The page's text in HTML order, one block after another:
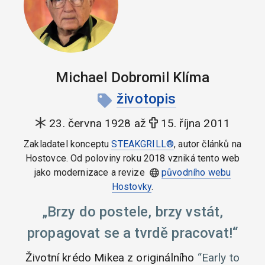
Michael Dobromil Klíma
životopis
23. června 1928 až 15. října 2011
Zakladatel konceptuSTEAKGRILL®, autor článků na
Hostovce. Od poloviny roku 2018 vzniká tento web
jako modernizace a revize
původního webu
Hostovky.
Brzy do postele, brzy vstát,
propagovat se a tvrdě pracovat!
Životní krédo Mikea z originálního Early to